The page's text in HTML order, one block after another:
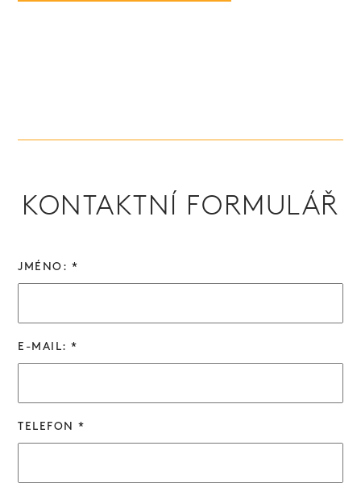
KONTAKTNÍ FORMULÁŘ
JMÉNO: *
E-MAIL: *
TELEFON *